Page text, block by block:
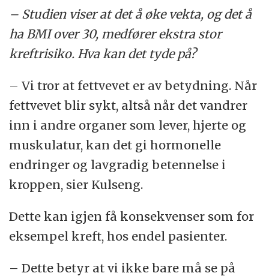
– Studien viser at det å øke vekta, og det å
ha BMI over 30, medfører ekstra stor
kreftrisiko. Hva kan det tyde på?
– Vi tror at fettvevet er av betydning. Når
fettvevet blir sykt, altså når det vandrer
inn i andre organer som lever, hjerte og
muskulatur, kan det gi hormonelle
endringer og lavgradig betennelse i
kroppen, sier Kulseng.
Dette kan igjen få konsekvenser som for
eksempel kreft, hos endel pasienter.
– Dette betyr at vi ikke bare må se på